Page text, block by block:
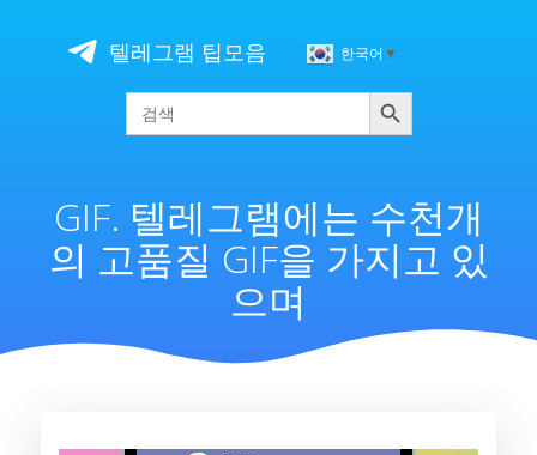
content
텔레그램 팁모음 한국어▼
Search
for:
검색
GIF. 텔레그램에는 수천개
의 고품질 GIF을 가지고 있
으며